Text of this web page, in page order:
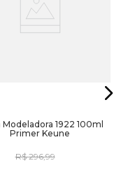
Modeladora 1922 100ml
Primer Keune
R$ 296,99